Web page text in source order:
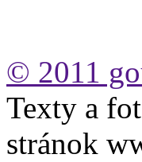
© 2011
Texty a
stránok